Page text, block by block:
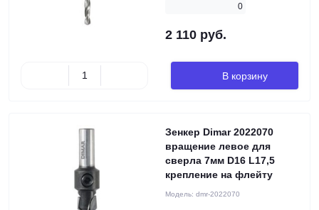
0
2 110 руб.
В корзину
Зенкер Dimar 2022070
вращение левое для
сверла 7мм D16 L17,5
крепление на флейту
Модель: dmr-2022070